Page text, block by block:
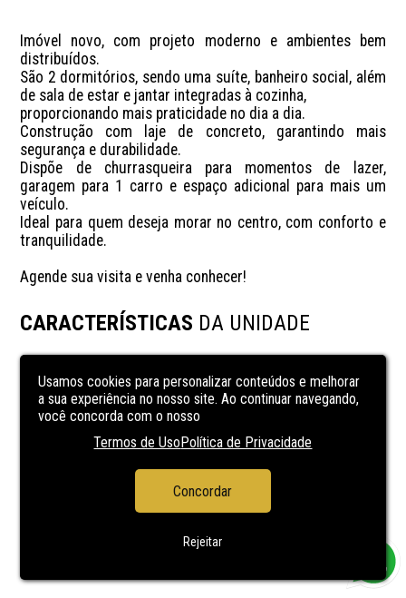
Imóvel novo, com projeto moderno e ambientes bem
distribuídos.
São 2 dormitórios, sendo uma suíte, banheiro social, além
de sala de estar e jantar integradas à cozinha,
proporcionando mais praticidade no dia a dia.
Construção com laje de concreto, garantindo mais
segurança e durabilidade.
Dispõe de churrasqueira para momentos de lazer,
garagem para 1 carro e espaço adicional para mais um
veículo.
Ideal para quem deseja morar no centro, com conforto e
tranquilidade.
Agende sua visita e venha conhecer!
CARACTERÍSTICAS DA UNIDADE
banheiro social
Churrasqueira
Usamos cookies para personalizar conteúdos e melhorar
a sua experiência no nosso site. Ao continuar navegando,
você concorda com o nosso
Termos de UsoPolítica de Privacidade
Concordar
Rejeitar